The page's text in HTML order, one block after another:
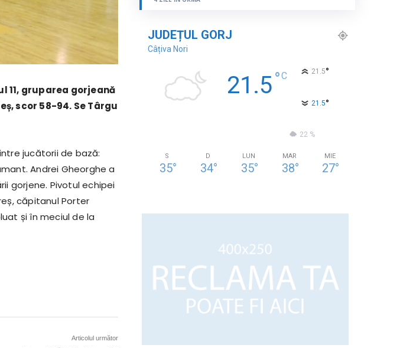
11, gruparea gorjeană
scor 58-94. Se Târgu
jucătorii de bază:
Andrei Gheorghe a
gorjene. Pivotul echipei
căpitanul Porter
și în meciul de la
Articolul următor
JUDEȚUL GORJ
Câțiva Nori
21.5°C 21.5°
21.5°
22 %
S
35°
D
34°
LUN
35°
MAR
38°
MIE
27°